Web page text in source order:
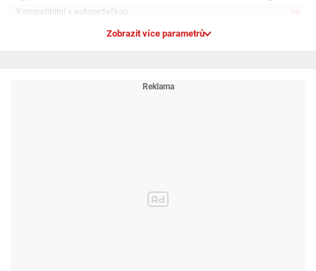
bodový pás, brzda a přední madlo, které se při nastupování jednoduše
rozměry po rozložení: 126 x 59 x 110 cm
Kompatibilní s autosedačkou
ne
Zobrazit více parametrů